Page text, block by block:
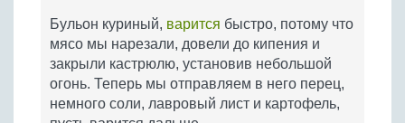
Бульон куриный, варится быстро, потому что
мясо мы нарезали, довели до кипения и
закрыли кастрюлю, установив небольшой
огонь. Теперь мы отправляем в него перец,
немного соли, лавровый лист и картофель,